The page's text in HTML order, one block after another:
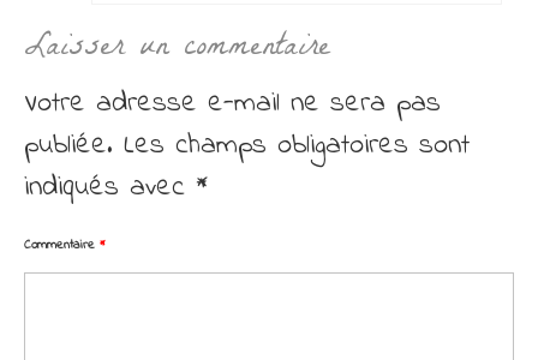
Laisser un commentaire
Votre adresse e-mail ne sera pas
publiée. Les champs obligatoires sont
indiqués avec *
Commentaire *